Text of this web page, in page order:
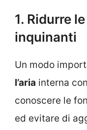
1. Ridurre
inquinanti
Un modo
l’aria interna
conoscere le
ed evitare di